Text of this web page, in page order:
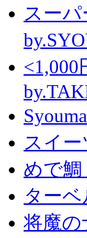
スー
スイ
めで鯛
ター
将魔